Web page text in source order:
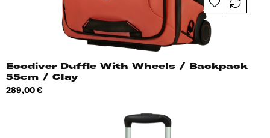
Ecodiver Duffle With Wheels / Backpack
55cm / Clay
Hind
289,00 €